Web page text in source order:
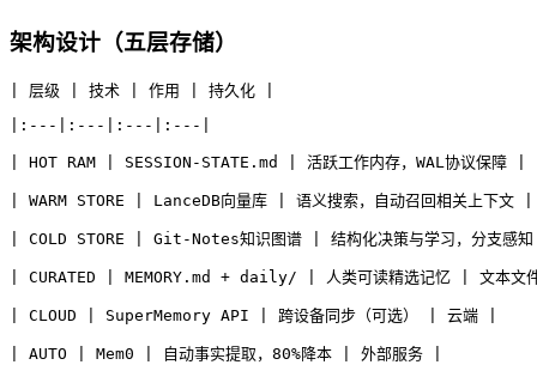
架构设计（五层存储）
| 层级 | 技术 | 作用 | 持久化 |
|:---|:---|:---|:---|
| HOT RAM | SESSION-STATE.md | 活跃工作内存，WAL协议
| WARM STORE | LanceDB向量库 | 语义搜索，自动召回相关上下
| COLD STORE | Git-Notes知识图谱 | 结构化决策与学习，分支
| CURATED | MEMORY.md + daily/ | 人类可读精选记忆 | 文本文
| CLOUD | SuperMemory API | 跨设备同步（可选） | 云端 |
| AUTO | Mem0 | 自动事实提取，80%降本 | 外部服务 |